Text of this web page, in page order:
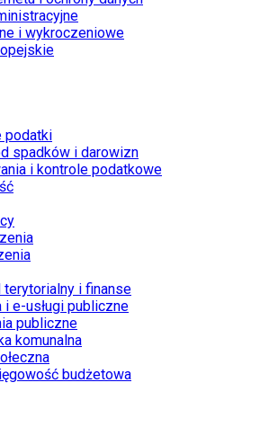
i wykroczeniowe
podatki
spadków i darowizn
i kontrole podatkowe
terytorialny i finanse
i e-usługi publiczne
publiczne
komunalna
budżetowa